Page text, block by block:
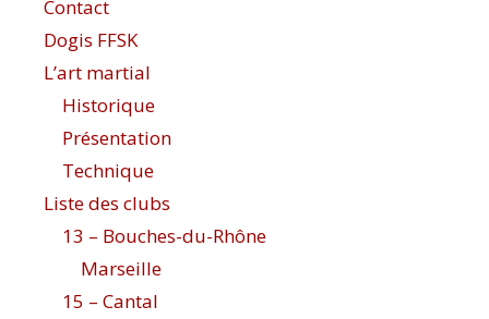
Contact
Dogis FFSK
L’art martial
Historique
Présentation
Technique
Liste des clubs
13 – Bouches-du-Rhône
Marseille
15 – Cantal